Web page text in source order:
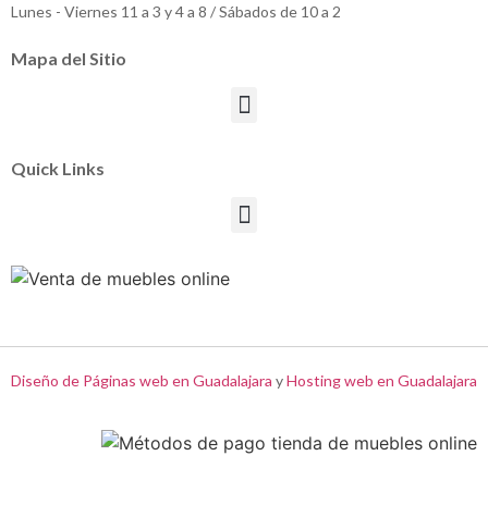
Lunes - Viernes 11 a 3 y 4 a 8 / Sábados de 10 a 2
Mapa del Sitio
Quick Links
Diseño de Páginas web en Guadalajara yHosting web en Guadalajara